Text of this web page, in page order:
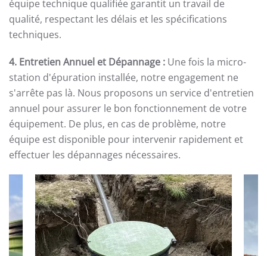
équipe technique qualifiée garantit un travail de
qualité, respectant les délais et les spécifications
techniques.
4. Entretien Annuel et Dépannage : Une fois la micro-
station d'épuration installée, notre engagement ne
s'arrête pas là. Nous proposons un service d'entretien
annuel pour assurer le bon fonctionnement de votre
équipement. De plus, en cas de problème, notre
équipe est disponible pour intervenir rapidement et
effectuer les dépannages nécessaires.